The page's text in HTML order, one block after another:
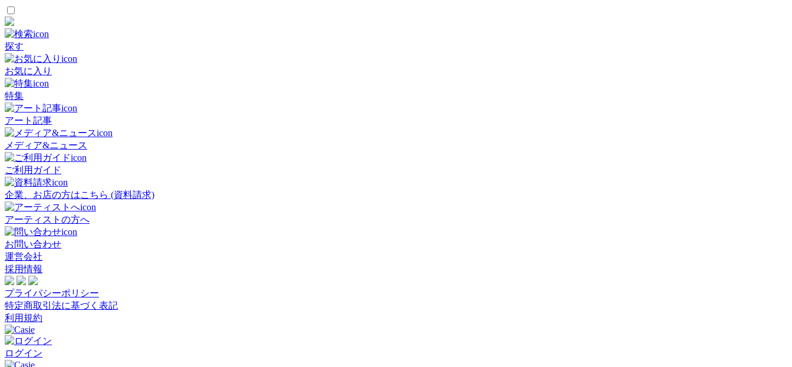
探す
お気に入り
特集
アート記事
メディア&ニュース
ご利用ガイド
企業、お店の方はこちら (資料請求)
アーティストの方へ
お問い合わせ
運営会社
採用情報
プライバシーポリシー
特定商取引法に基づく表記
利用規約
ログイン